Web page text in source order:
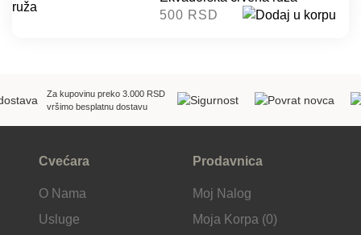
500 RSD
Za kupovinu preko 3.000 RSD
vršimo besplatnu dostavu
Cvećara
O Nama
Usluge
Prodavnica
Moj Nalog
Moja Korpa (0)